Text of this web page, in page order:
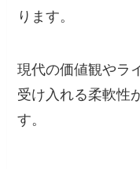
ります。
現代の価値観やラ
受け入れる柔軟性
す。